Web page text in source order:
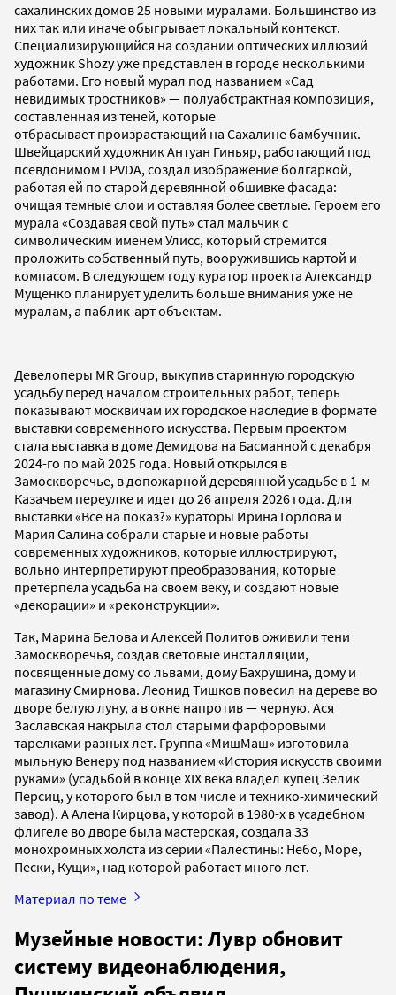
сахалинских домов 25 новыми муралами. Большинство из
них так или иначе обыгрывает локальный контекст.
Специализирующийся на создании оптических иллюзий
художник Shozy уже представлен в городе несколькими
работами. Его новый мурал под названием «Сад
невидимых тростников» — полуабстрактная композиция,
составленная из теней, которые
отбрасывает произрастающий на Сахалине бамбучник.
Швейцарский художник Антуан Гиньяр, работающий под
псевдонимом LPVDA, создал изображение болгаркой,
работая ей по старой деревянной обшивке фасада:
очищая темные слои и оставляя более светлые. Героем его
мурала «Создавая свой путь» стал мальчик с
символическим именем Улисс, который стремится
проложить собственный путь, вооружившись картой и
компасом. В следующем году куратор проекта Александр
Мущенко планирует уделить больше внимания уже не
муралам, а паблик-арт объектам.
Девелоперы MR Group, выкупив старинную городскую
усадьбу перед началом строительных работ, теперь
показывают москвичам их городское наследие в формате
выставки современного искусства. Первым проектом
стала выставка в доме Демидова на Басманной с декабря
2024-го по май 2025 года. Новый открылся в
Замоскворечье, в допожарной деревянной усадьбе в 1-м
Казачьем переулке и идет до 26 апреля 2026 года. Для
выставки «Все на показ?» кураторы Ирина Горлова и
Мария Салина собрали старые и новые работы
современных художников, которые иллюстрируют,
вольно интерпретируют преобразования, которые
претерпела усадьба на своем веку, и создают новые
«декорации» и «реконструкции».
Так, Марина Белова и Алексей Политов оживили тени
Замоскворечья, создав световые инсталляции,
посвященные дому со львами, дому Бахрушина, дому и
магазину Смирнова. Леонид Тишков повесил на дереве во
дворе белую луну, а в окне напротив — черную. Ася
Заславская накрыла стол старыми фарфоровыми
тарелками разных лет. Группа «МишМаш» изготовила
мыльную Венеру под названием «История искусств своими
руками» (усадьбой в конце XIX века владел купец Зелик
Персиц, у которого был в том числе и технико-химический
завод). А Алена Кирцова, у которой в 1980-х в усадебном
флигеле во дворе была мастерская, создала 33
монохромных холста из серии «Палестины: Небо, Море,
Пески, Кущи», над которой работает много лет.
Материал по теме
Музейные новости: Лувр обновит
систему видеонаблюдения,